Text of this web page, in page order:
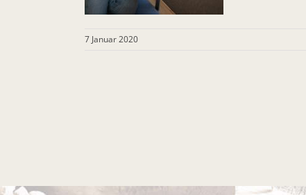
7 Januar 2020